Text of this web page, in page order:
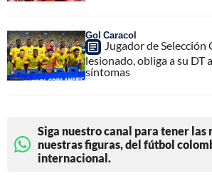
Gol Caracol
Jugador de
lesionado, obliga a su DT
síntomas
Siga nuestro canal para tener las
nuestras figuras, del fútbol
internacional.